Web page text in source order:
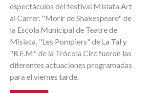
espectáculos del festival Mislata Art
al Carrer. "Morir de Shakespeare" de
la Escola Municipal de Teatre de
Mislata, "Les Pompiers" de La Tal y
"R.E.M" de la Trócola Circ fueron las
diferentes actuaciones programadas
para el viernes tarde.